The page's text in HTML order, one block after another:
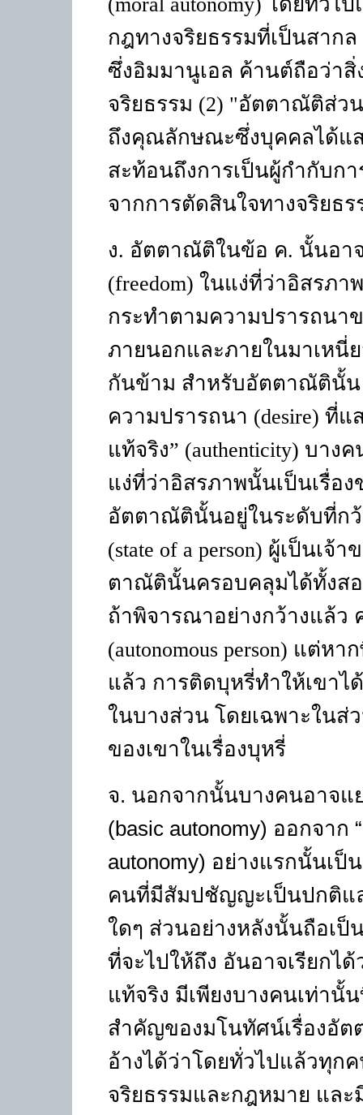
กฎทางจริยธรรมที่เป็นสากล
ซึ่งอิมมานูเอล ค้านต์ถือว่า
จริยธรรม (2) "อัตตาณัติส่ว
ถึงคุณลักษณะซึ่งบุคคลได้แ
สะท้อนถึงการเป็นผู้กำกับก
จากการตัดสินใจทางจริยธร
ง. อัตตาณัติในข้อ ค. นั้นอา
(freedom) ในแง่ที่ว่าอิสรภา
กระทำตามความปรารถนา
ภายนอกและภายในมาเหนี่ย
กันข้าม สำหรับอัตตาณัตินั้น
ความปรารถนา (desire) ที่แ
แท้จริง” (authenticity) บางค
แง่ที่ว่าอิสรภาพนั้นเป็นเรื่อ
อัตตาณัตินั้นอยู่ในระดับที่ก
(state of a person) ผู้เป็นเจ้า
ตาณัตินั้นครอบคลุมได้ทั้งส
ถ้าพิจารณาอย่างกว้างแล้ว
(autonomous person) แต่หา
แล้ว การติดบุหรี่ทำให้เขาไ
ในบางส่วน โดยเฉพาะใน
ของเขาในเรื่องบุหรี่
จ. นอกจากนั้นบางคนอาจแ
(basic autonomy) ออกจาก “
autonomy) อย่างแรกนั้นเป็
คนที่มีสัมปชัญญะเป็นปกติแ
ใดๆ ส่วนอย่างหลังนั้นถือเ
ที่จะไปให้ถึง อันอาจเรียกไ
แท้จริง มีเพียงบางคนเท่านั้
สำคัญของมโนทัศน์เรื่องอั
อ้างได้ว่าโดยทั่วไปแล้วทุก
จริยธรรมและกฎหมาย แล